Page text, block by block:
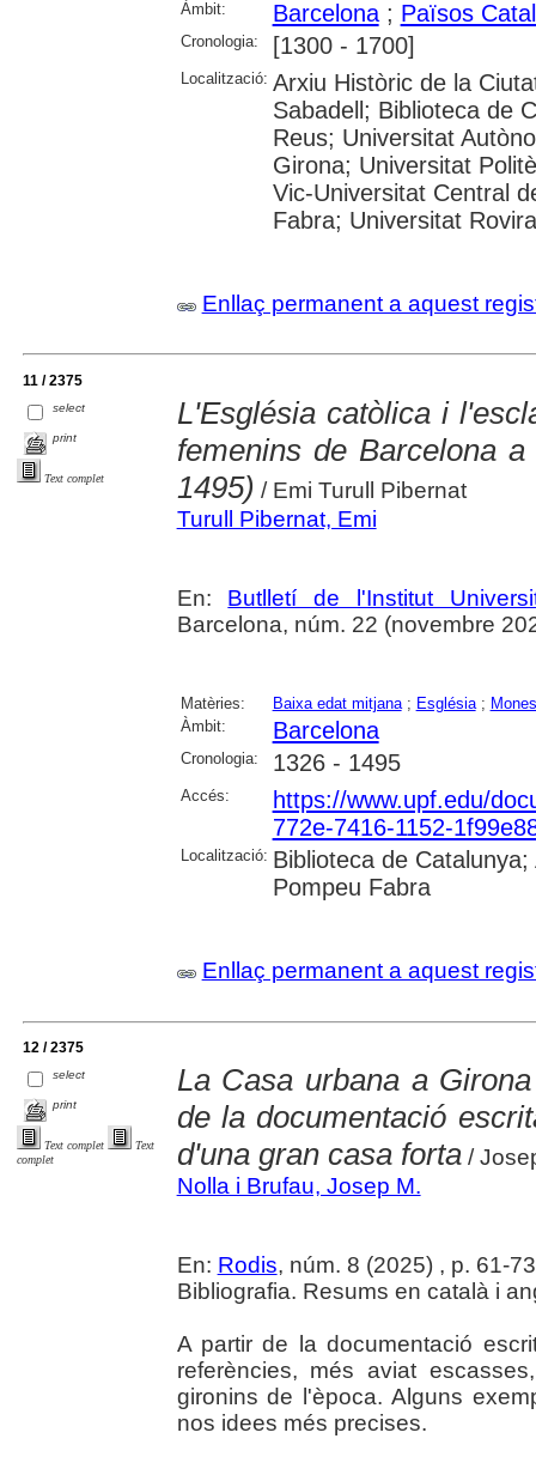
Àmbit: Barcelona; Països
Cronologia: [1300 - 1700]
Localització: Arxiu Històric de la
Sabadell; Biblioteca de
Reus; Universitat
Girona; Universitat
Vic-Universitat Central
Fabra; Universitat
Enllaç permanent a aquest
11 / 2375
select
print
Text complet
L'Església catòlica i
femenins de Barcelona
1495) / Emi Turull Pibernat
Turull Pibernat, Emi
En: Butlletí de l'Institut
Barcelona, núm. 22 (novembre
Matèries: Baixa edat mitjana; Església;
Àmbit:
Barcelona
Cronologia: 1326 - 1495
Accés:
https://www.upf.edu/
772e-7416-1152-
Localització: Biblioteca de
Pompeu Fabra
Enllaç permanent a aquest
12 / 2375
select
print
Text complet
Text
complet
La Casa urbana a
de la documentació
d'una gran casa forta/
Nolla i Brufau, Josep M.
En: Rodis, núm. 8 (2025) , p. 61-
Bibliografia. Resums en català i
A partir de la documentació
referències, més aviat
gironins de l'època. Alguns
nos idees més precises.